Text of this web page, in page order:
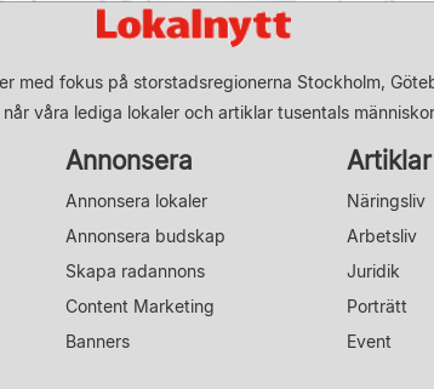
med fokus på storstadsregionerna Stockholm,
våra lediga lokaler och artiklar tusentals
Annonsera
Annonsera lokaler
Annonsera budskap
Skapa radannons
Content Marketing
Banners
Artiklar
Näringsliv
Arbetsliv
Juridik
Porträtt
Event